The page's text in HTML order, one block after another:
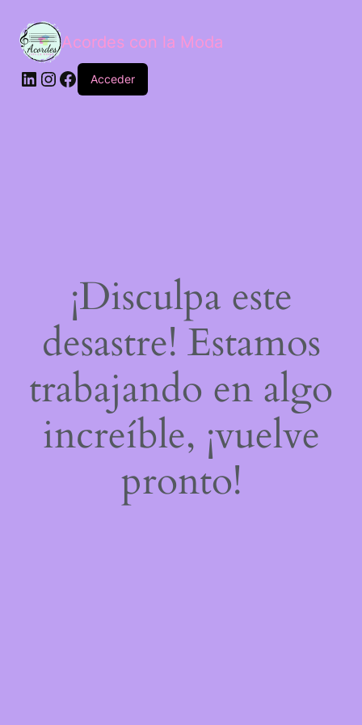
Acordes con la Moda
Acceder
¡Disculpa este
desastre! Estamos
trabajando en algo
increíble, ¡vuelve
pronto!